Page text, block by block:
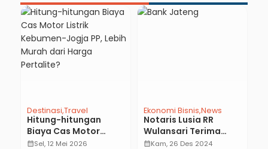
Destinasi Travel
Hitung-hitungan
Biaya Cas Motor
Listrik Kebumen-
calendar_monthSel, 12 Mei 2026
Ekonomi Bisnis News
Notaris Lusia RR
Wulansari Terima
Hadiah Mobil Listrik
calendar_monthKam, 26 Des 2024